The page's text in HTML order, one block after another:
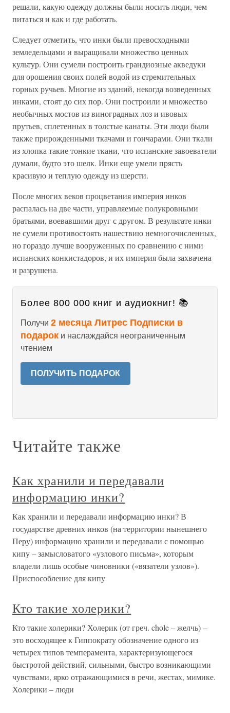
решали, какую одежду должны были носить люди, чем
питаться и как и где работать.
Следует отметить, что инки были превосходными
земледельцами и выращивали множество ценных
культур. Они сумели построить грандиозные акведуки
для орошения своих полей водой из стремительных
горных ручьев. Многие из зданий, некогда возведенных
инками, стоят до сих пор. Они построили и множество
необычных мостов из виноградных лоз и ивовых
прутьев, сплетенных в толстые канаты. Эти люди были
также прирожденными ткачами и гончарами. Они ткали
из хлопка такие тонкие ткани, что испанские завоеватели
думали, будто это шелк. Инки еще умели прясть
красивую и теплую одежду из шерсти.
После многих веков процветания империя инков
распалась на две части, управляемые полукровными
братьями, воевавшими друг с другом. В результате инки
не сумели противостоять нашествию немногочисленных,
но гораздо лучше вооруженных по сравнению с ними
испанских конкистадоров, и их империя была захвачена
и разрушена.
Более 800 000 книг и аудиокниг! 📚
Получи 2 месяца Литрес Подписки в
подарок и наслаждайся неограниченным
чтением
ПОЛУЧИТЬ ПОДАРОК
Читайте также
Как хранили и передавали
информацию инки?
Как хранили и передавали информацию инки? В
государстве древних инков (на территории нынешнего
Перу) информацию хранили и передавали с помощью
кипу – замысловатого «узлового письма», которым
владели лишь особые чиновники («вязатели узлов»).
Приспособление для кипу
Кто такие холерики?
Кто такие холерики? Холерик (от греч. chole – желчь) –
это восходящее к Гиппократу обозначение одного из
четырех типов темперамента, характеризующегося
быстротой действий, сильными, быстро возникающими
чувствами, ярко отражающимися в речи, жестах, мимике.
Холерики – люди